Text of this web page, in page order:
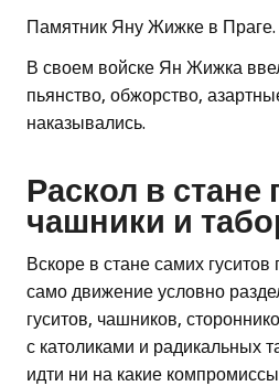
Памятник Яну Жижке в Праге.
В своем войске Ян Жижка
пьянство, обжорство,
наказывались.
Раскол в стане
чашники и
Вскоре в стане самих
само движение условно
гуситов, чашников,
с католиками и радикальных
идти ни на какие